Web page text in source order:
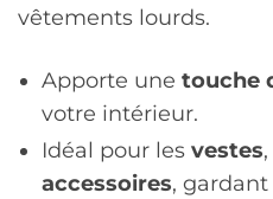
vêtements lourds.
Apporte une touche
votre intérieur.
Idéal pour les vestes,
accessoires,